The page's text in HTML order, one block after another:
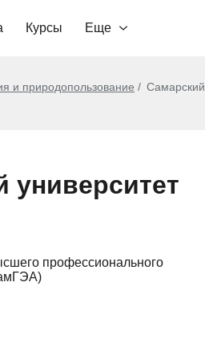
Курсы Еще
и природопользование
Самарский
университет
профессионального